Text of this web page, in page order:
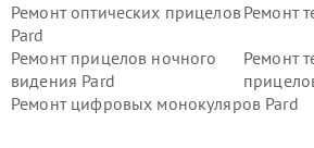
Ремонт оптических прицелов
Pard
Ремонт
Ремонт прицелов ночного
видения Pard
Ремонт
Ремонт цифровых монокуляров Pard